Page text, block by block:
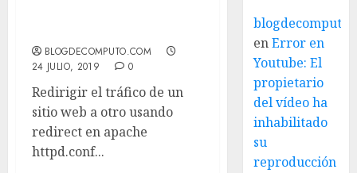
BLOGDECOMPUTO.COM
24 JULIO, 2019
0
Redirigir el tráfico de un
sitio web a otro usando
redirect en apache
httpd.conf...
enError en
Youtube: El
propietario
del vídeo ha
inhabilitado
su
reproducción